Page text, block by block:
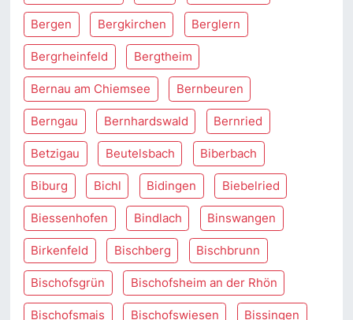
Bergen Bergkirchen Berglern
Bergrheinfeld Bergtheim
Bernau am Chiemsee Bernbeuren
Berngau Bernhardswald Bernried
Betzigau Beutelsbach Biberbach
Biburg Bichl Bidingen Biebelried
Biessenhofen Bindlach Binswangen
Birkenfeld Bischberg Bischbrunn
Bischofsgrün Bischofsheim an der Rhön
Bischofsmais Bischofswiesen Bissingen